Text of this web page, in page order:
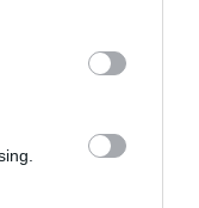
in below Google